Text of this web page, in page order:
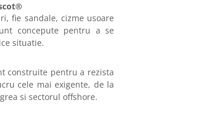
fie sandale, cizme usoare
concepute pentru a se
situatie.
construite pentru a rezista
cele mai exigente, de la
si sectorul offshore.